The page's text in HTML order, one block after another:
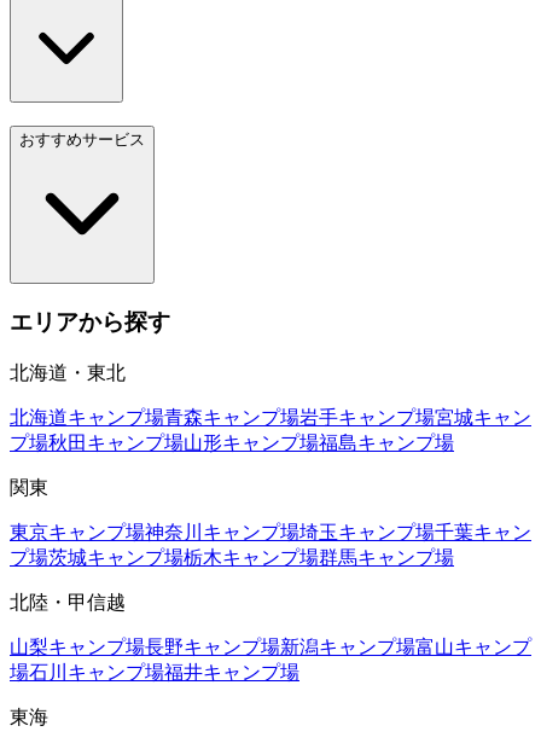
おすすめサービス
エリアから探す
北海道・東北
北海道キャンプ場青森キャンプ場岩手キャンプ場宮城キャン
プ場秋田 キャンプ場山形キャンプ場福島キャンプ場
関東
東京キャンプ場神奈川 キャンプ場埼玉キャンプ場千葉キャン
プ場茨城キャンプ場栃木キャンプ場群馬キャンプ場
北陸・甲信越
山梨キャンプ場長野キャンプ場新潟キャンプ場富山キャンプ
場石川 キャンプ場福井キャンプ場
東海